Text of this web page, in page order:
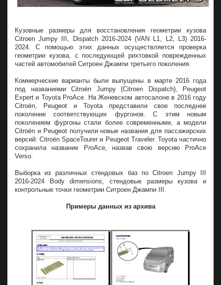
Кузовные размеры для восстановления геометрии кузова
Citroen Jumpy III, Dispatch 2016-2024 (VAN L1, L2, L3) 2016-
2024. С помощью этих данных осуществляется проверка
геометрии кузова, с последующей рихтовкой поврежденных
частей автомобилей Ситроен Джампи третьего поколения.
Коммерческие варианты были выпущены в марте 2016 года
под названиями Citroën Jumpy (Citroen Dispatch), Peugeot
Expert и Toyota ProAce. На Женевском автосалоне в 2016 году
Citroën, Peugeot и Toyota представили свое последнее
поколение соответствующих фургонов. С этим новым
поколением фургоны стали более современными, а модели
Citroën и Peugeot получили новые названия для пассажирских
версий: Citroën SpaceTourer и Peugeot Traveler. Toyota частично
сохранила название ProAce, назвав свою версию ProAce
Verso.
Выборка из различных стендовых баз по Citroen Jumpy III
2016-2024 Body dimensions, стендовые размеры кузова и
контрольные точки геометрии Ситроен Джампи III.
Примеры данных из архива